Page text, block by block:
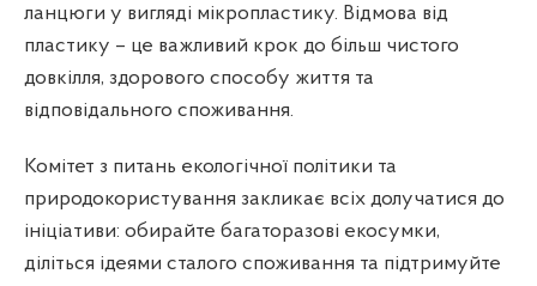
ланцюги у вигляді мікропластику. Відмова від
пластику – це важливий крок до більш чистого
довкілля, здорового способу життя та
відповідального споживання.
Комітет з питань екологічної політики та
природокористування закликає всіх долучатися до
ініціативи: обирайте багаторазові екосумки,
діліться ідеями сталого споживання та підтримуйте